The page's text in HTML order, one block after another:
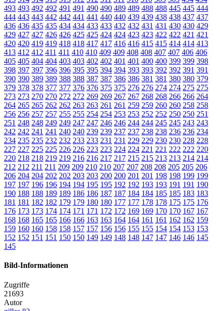
493 493 492 492 491 491 490 490 489 489 488 488 445 445 444
444 443 443 442 442 441 441 440 440 439 439 438 438 437 437
436 436 435 435 434 434 433 433 432 432 431 431 430 430 429
429 427 427 426 426 425 425 424 424 423 423 422 422 421 421
420 420 419 419 418 418 417 417 416 416 415 415 414 414 413
413 412 412 411 411 410 410 409 409 408 408 407 407 406 406
405 405 404 404 403 403 402 402 401 401 400 400 399 399 398
398 397 397 396 396 395 395 394 394 393 393 392 392 391 391
390 390 389 389 388 388 387 387 386 386 381 381 380 380 379
379 378 378 377 377 376 376 375 375 276 276 274 274 275 275
273 273 270 270 272 272 269 269 267 267 268 268 266 266 264
264 265 265 262 262 263 263 261 261 259 259 260 260 258 258
256 256 257 257 255 255 254 254 253 253 252 252 250 250 251
251 248 248 249 249 247 247 246 246 244 244 245 245 243 243
242 242 241 241 240 240 239 239 237 237 238 238 236 236 234
234 235 235 232 232 233 233 231 231 229 229 230 230 228 228
227 227 225 225 226 226 223 223 224 224 221 221 222 222 220
220 218 218 219 219 216 216 217 217 215 215 213 213 214 214
212 212 211 211 209 209 210 210 207 207 208 208 205 205 206
206 204 204 202 202 203 203 200 200 201 201 198 198 199 199
197 197 196 196 194 194 195 195 192 192 193 193 191 191 190
190 188 188 189 189 186 186 187 187 184 184 185 185 183 183
181 181 182 182 179 179 180 180 177 177 178 178 175 175 176
176 173 173 174 174 171 171 172 172 169 169 170 170 167 167
168 168 165 165 166 166 163 163 164 164 161 161 162 162 159
159 160 160 158 158 157 157 156 156 155 155 154 154 153 153
152 152 151 151 150 150 149 149 148 148 147 147 146 146 145
145
Bild-Informationen
Zugriffe
21693
Autor